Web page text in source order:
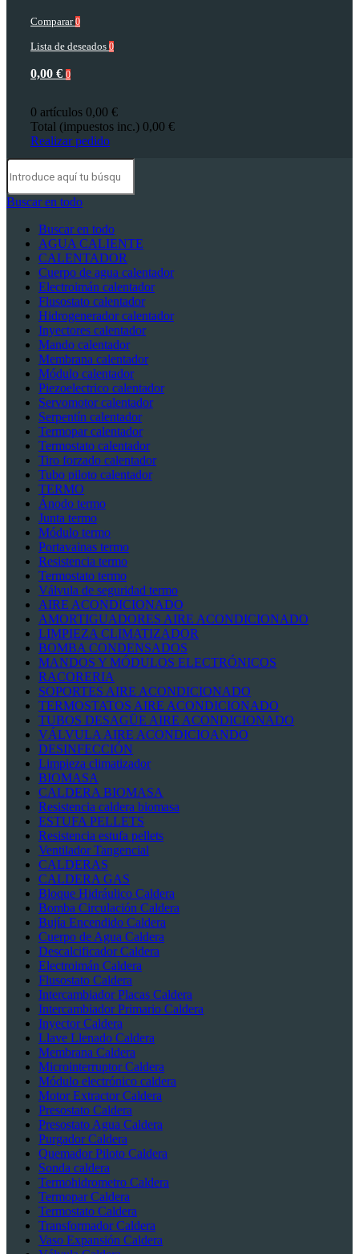
Comparar 0
Lista de deseados 0
0,00 € 0
0 artículos 0,00 €
Total (impuestos inc.) 0,00 €
Realizar pedido
Buscar en todo
Buscar en todo
AGUA CALIENTE
CALENTADOR
Cuerpo de agua calentador
Electroimán calentador
Flusostato calentador
Hidrogenerador calentador
Inyectores calentador
Mando calentador
Membrana calentador
Módulo calentador
Piezoelectrico calentador
Servomotor calentador
Serpentín calentador
Termopar calentador
Termostato calentador
Tiro forzado calentador
Tubo piloto calentador
TERMO
Ánodo termo
Junta termo
Módulo termo
Portavainas termo
Resistencia termo
Termostato termo
Válvula de seguridad termo
AIRE ACONDICIONADO
AMORTIGUADORES AIRE ACONDICIONADO
LIMPIEZA CLIMATIZADOR
BOMBA CONDENSADOS
MANDOS Y MÓDULOS ELECTRÓNICOS
RACORERIA
SOPORTES AIRE ACONDICIONADO
TERMOSTATOS AIRE ACONDICIONADO
TUBOS DESAGÜE AIRE ACONDICIONADO
VÁLVULA AIRE ACONDICIOANDO
DESINFECCIÓN
Limpieza climatizador
BIOMASA
CALDERA BIOMASA
Resistencia caldera biomasa
ESTUFA PELLETS
Resistencia estufa pellets
Ventilador Tangencial
CALDERAS
CALDERA GAS
Bloque Hidráulico Caldera
Bomba Circulación Caldera
Bujía Encendido Caldera
Cuerpo de Agua Caldera
Descalcificador Caldera
Electroimán Caldera
Flusostato Caldera
Intercambiador Placas Caldera
Intercambiador Primario Caldera
Inyector Caldera
Llave Llenado Caldera
Membrana Caldera
Microinterruptor Caldera
Módulo electrónico caldera
Motor Extractor Caldera
Presostato Caldera
Presostato Agua Caldera
Purgador Caldera
Quemador Piloto Caldera
Sonda caldera
Termohidrometro Caldera
Termopar Caldera
Termostato Caldera
Transformador Caldera
Vaso Expansión Caldera